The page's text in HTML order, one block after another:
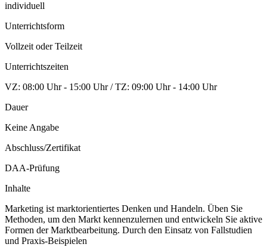
individuell
Unterrichtsform
Vollzeit oder Teilzeit
Unterrichtszeiten
VZ: 08:00 Uhr - 15:00 Uhr / TZ: 09:00 Uhr - 14:00 Uhr
Dauer
Keine Angabe
Abschluss/Zertifikat
DAA-Prüfung
Inhalte
Marketing ist marktorientiertes Denken und Handeln. Üben Sie
Methoden, um den Markt kennenzulernen und entwickeln Sie aktive
Formen der Marktbearbeitung. Durch den Einsatz von Fallstudien
und Praxis-Beispielen